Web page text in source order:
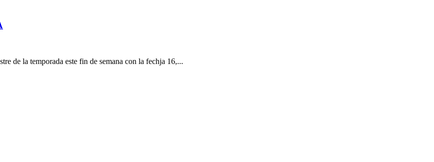
de la temporada este fin de semana con la fechja 16,...